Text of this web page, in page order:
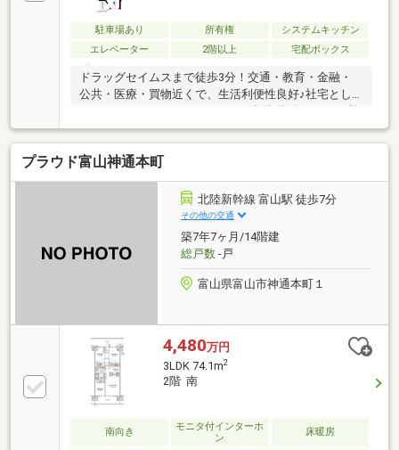
駐車場あり 所有権
システムキッチン
エレベーター
2階以上 宅配ボックス
ドラッグセイムスまで徒歩3分！交通・教育・金融・
公共・医療・買物近くで、生活利便性良好♪社宅とし
用できます！・取引条件有効期限/2026年12月末日・
CATV/全て可・インターネット環境/フレッツ光
プラウド富山神通本町
北陸新幹線 富山駅 徒歩7分
その他の交通
築7年7ヶ月/14階建
総戸数-戸
富山県富山市神通本町１
4,480万円
3LDK 74.1m2
2階 南
南向き
モニタ付インターホ
ン
床暖房